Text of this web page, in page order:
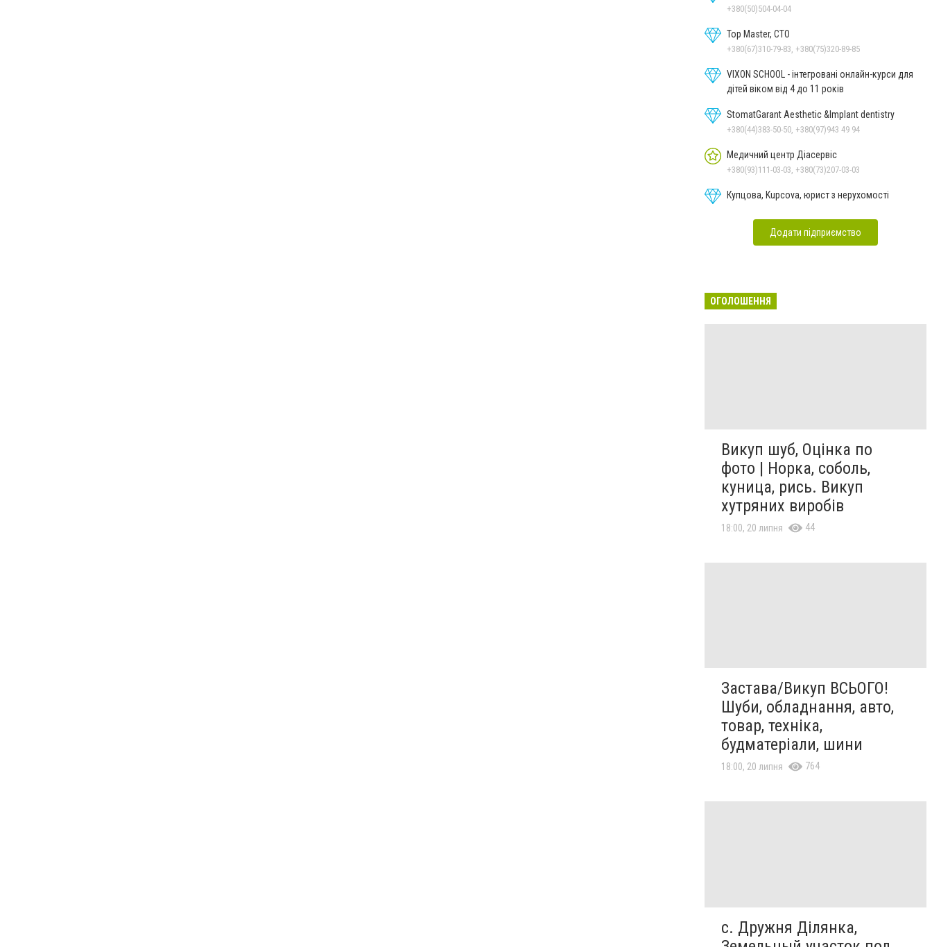
+380(50)504-04-04
Top Master, СТО
+380(67)310-79-83, +380(75)320-89-85
VIXON SCHOOL - інтегровані онлайн-курси для
дітей віком від 4 до 11 років
StomatGarant Aesthetic &Implant dentistry
+380(44)383-50-50, +380(97)943 49 94
Медичний центр Діасервіс
+380(93)111-03-03, +380(73)207-03-03
Купцова, Kupcova, юрист з нерухомості
Додати підприємство
ОГОЛОШЕННЯ
Викуп шуб, Оцінка по
фото | Норка, соболь,
куница, рись. Викуп
хутряних виробів
18:00, 20 липня 44
Застава/Викуп ВСЬОГО!
Шуби, обладнання, авто,
товар, техніка,
будматеріали, шини
18:00, 20 липня 764
с. Дружня Ділянка,